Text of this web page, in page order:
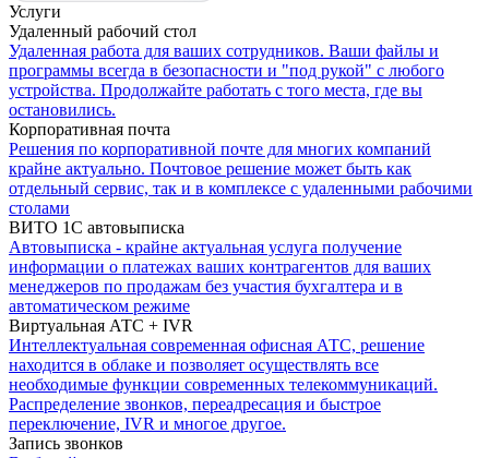
Услуги
Удаленный рабочий стол
Удаленная работа для ваших сотрудников. Ваши файлы и
программы всегда в безопасности и "под рукой" с любого
устройства. Продолжайте работать с того места, где вы
остановились.
Корпоративная почта
Решения по корпоративной почте для многих компаний
крайне актуально. Почтовое решение может быть как
отдельный сервис, так и в комплексе с удаленными рабочими
столами
ВИТО 1С автовыписка
Автовыписка - крайне актуальная услуга получение
информации о платежах ваших контрагентов для ваших
менеджеров по продажам без участия бухгалтера и в
автоматическом режиме
Виртуальная АТС + IVR
Интеллектуальная современная офисная АТС, решение
находится в облаке и позволяет осуществлять все
необходимые функции современных телекоммуникаций.
Распределение звонков, переадресация и быстрое
переключение, IVR и многое другое.
Запись звонков